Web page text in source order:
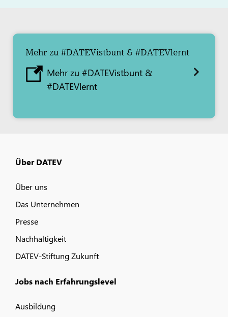
Mehr zu #DATEVistbunt & #DATEVlernt
Mehr zu #DATEVistbunt &
#DATEVlernt
Über DATEV
Über uns
Das Unternehmen
Presse
Nachhaltigkeit
DATEV-Stiftung Zukunft
Jobs nach Erfahrungslevel
Ausbildung